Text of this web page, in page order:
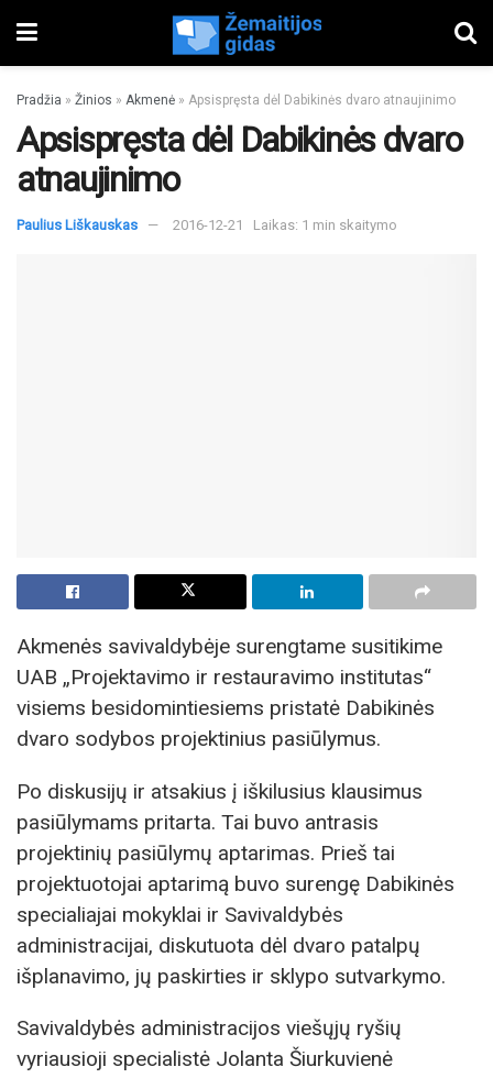
Pradžia » Žinios » Akmenė » Apsispręsta dėl Dabikinės dvaro atnaujinimo
Apsispręsta dėl Dabikinės dvaro
atnaujinimo
Paulius Liškauskas 2016-12-21 Laikas: 1 min skaitymo
Akmenės savivaldybėje surengtame susitikime
UAB „Projektavimo ir restauravimo institutas“
visiems besidomintiesiems pristatė Dabikinės
dvaro sodybos projektinius pasiūlymus.
Po diskusijų ir atsakius į iškilusius klausimus
pasiūlymams pritarta. Tai buvo antrasis
projektinių pasiūlymų aptarimas. Prieš tai
projektuotojai aptarimą buvo surengę Dabikinės
specialiajai mokyklai ir Savivaldybės
administracijai, diskutuota dėl dvaro patalpų
išplanavimo, jų paskirties ir sklypo sutvarkymo.
Savivaldybės administracijos viešųjų ryšių
vyriausioji specialistė Jolanta Šiurkuvienė